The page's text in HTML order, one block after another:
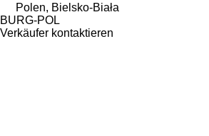
Polen, Bielsko-Biała
BURG-POL
Verkäufer kontaktieren